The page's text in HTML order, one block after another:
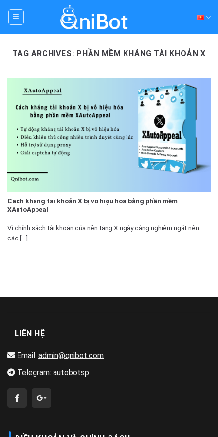
TAG ARCHIVES: PHẦN MỀM KHÁNG TÀI KHOẢN X
Cách kháng tài khoản X bị vô hiệu hóa bằng phần mềm
XAutoAppeal
Vì chính sách tài khoản của nền tảng X ngày càng nghiêm ngặt nên
các [...]
LIÊN HỆ
Email: admin@qnibot.com
Telegram: autobotsp